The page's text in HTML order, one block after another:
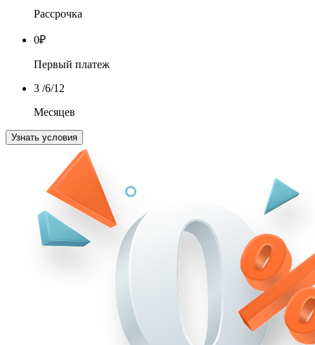
Рассрочка
0₽
Первый платеж
3 /6/12
Месяцев
Узнать условия